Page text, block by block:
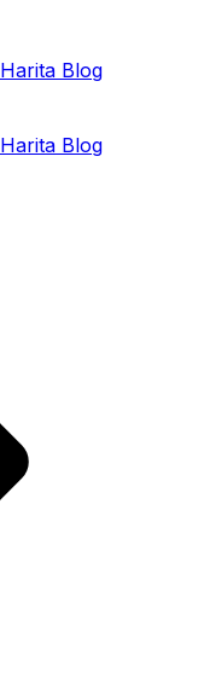
Harita Blog
Harita Blog